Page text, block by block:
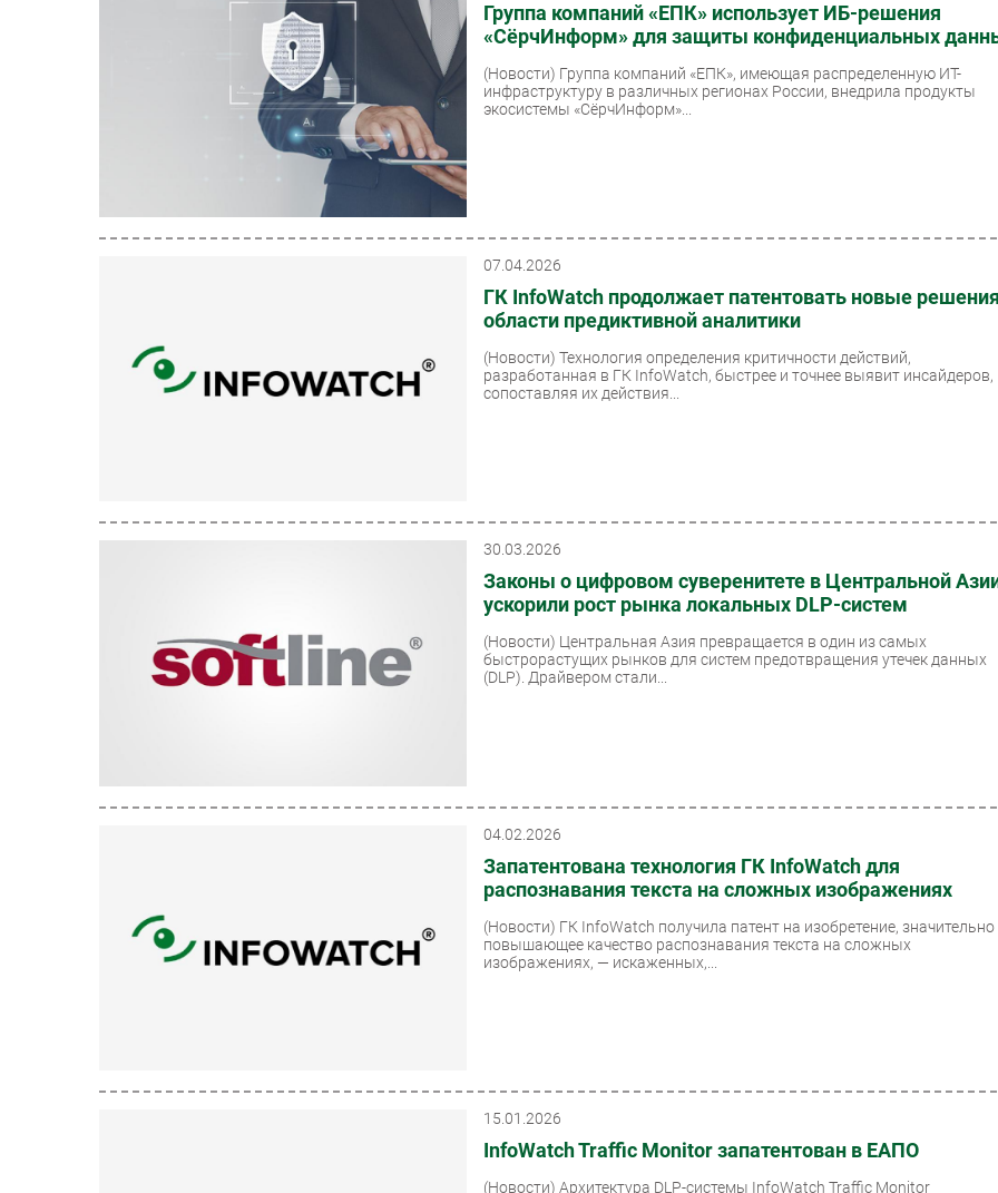
Группа компаний «ЕПК» использует ИБ-решения
«СёрчИнформ» для защиты конфиденциальных
(Новости) Группа компаний «ЕПК», имеющая распределенную ИТ-
инфраструктуру в различных регионах России, внедрила продукты
экосистемы «СёрчИнформ»...
07.04.2026
ГК InfoWatch продолжает патентовать новые
области предиктивной аналитики
(Новости)Технология определения критичности действий,
разработанная в ГК InfoWatch, быстрее и точнее выявит инсайдеров,
сопоставляя их действия...
30.03.2026
Законы о цифровом суверенитете в Центральной
ускорили рост рынка локальных DLP-систем
(Новости) Центральная Азия превращается в один из самых
быстрорастущих рынков для систем предотвращения утечек данных
(DLP). Драйвером стали...
04.02.2026
Запатентована технология ГК InfoWatch для
распознавания текста на сложных изображениях
(Новости) ГК InfoWatch получила патент на изобретение, значительно
повышающее качество распознавания текста на сложных
изображениях, — искаженных,...
15.01.2026
InfoWatch Traffic Monitor запатентован в ЕАПО
(Новости)Архитектура DLP-системы InfoWatch Traffic Monitor